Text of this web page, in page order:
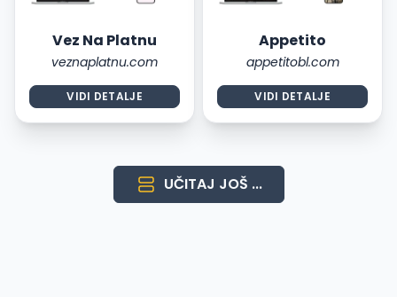
Vez Na Platnu
veznaplatnu.com
VIDI DETALJE
Appetito
appetitobl.com
VIDI DETALJE
UČITAJ JOŠ ...